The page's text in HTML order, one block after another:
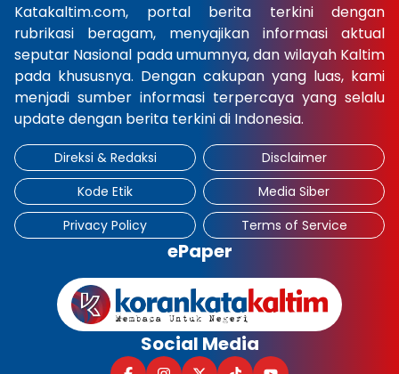
Katakaltim.com, portal berita terkini dengan
rubrikasi beragam, menyajikan informasi aktual
seputar Nasional pada umumnya, dan wilayah Kaltim
pada khususnya. Dengan cakupan yang luas, kami
menjadi sumber informasi terpercaya yang selalu
update dengan berita terkini di Indonesia.
Direksi & Redaksi
Disclaimer
Kode Etik
Media Siber
Privacy Policy
Terms of Service
ePaper
Social Media